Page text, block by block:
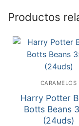
Productos
CARAMELOS
Harry Potter
Botts Beans
(24uds)